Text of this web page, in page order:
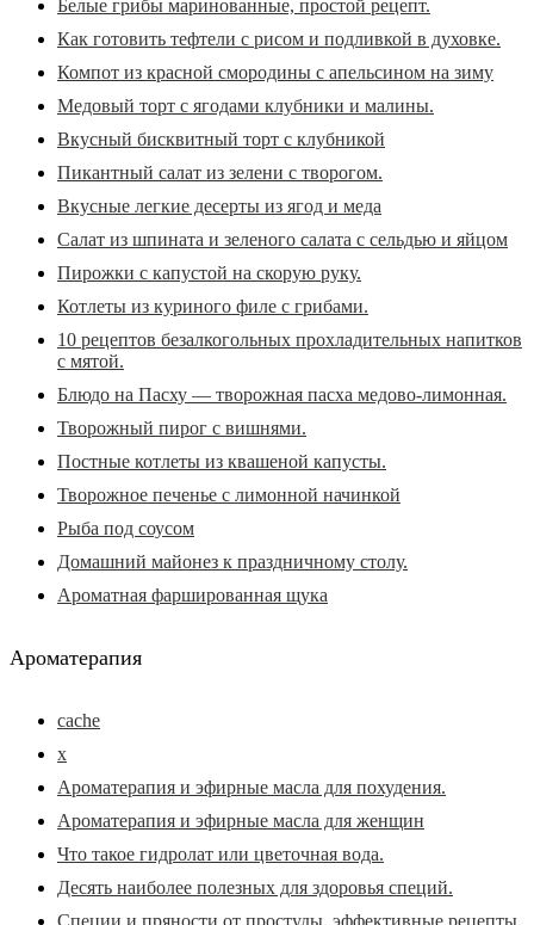
Белые грибы маринованные, простой рецепт.
Как готовить тефтели с рисом и подливкой в духовке.
Компот из красной смородины с апельсином на зиму
Медовый торт с ягодами клубники и малины.
Вкусный бисквитный торт с клубникой
Пикантный салат из зелени с творогом.
Вкусные легкие десерты из ягод и меда
Салат из шпината и зеленого салата с сельдью и яйцом
Пирожки с капустой на скорую руку.
Котлеты из куриного филе с грибами.
10 рецептов безалкогольных прохладительных напитков
с мятой.
Блюдо на Пасху — творожная пасха медово-лимонная.
Творожный пирог с вишнями.
Постные котлеты из квашеной капусты.
Творожное печенье с лимонной начинкой
Рыба под соусом
Домашний майонез к праздничному столу.
Ароматная фаршированная щука
Ароматерапия
cache
x
Ароматерапия и эфирные масла для похудения.
Ароматерапия и эфирные масла для женщин
Что такое гидролат или цветочная вода.
Десять наиболее полезных для здоровья специй.